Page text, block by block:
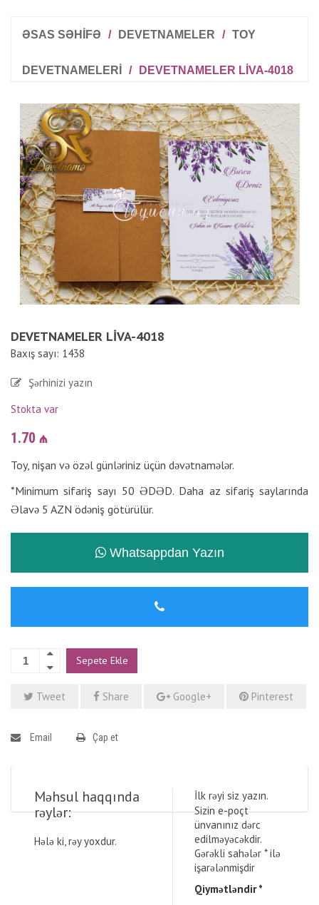
ƏSAS SƏHİFƏ / DEVETNAMELER / TOY
DEVETNAMELERI / DEVETNAMELER LIVA-4018
DEVETNAMELER LIVA-4018
Baxış sayı: 1438
Şərhinizi yazın
Stokta var
1.70 ₼
Toy, nişan və özəl günləriniz üçün dəvətnamələr.
*Minimum sifariş sayı 50 ƏDƏD. Daha az sifariş saylarında
Əlavə 5 AZN ödəniş götürülür.
Whatsappdan Yazın
Sepete Ekle
Tweet Share Google+ Pinterest
Email Çap et
Məhsul haqqında
rəylər:
Hələ ki, rəy yoxdur.
İlk rəyi siz yazın.
Sizin e-poçt
ünvanınız dərc
edilməyəcəkdir.
Gərəkli sahələr *ilə
işarələnmişdir
Qiymətləndir*